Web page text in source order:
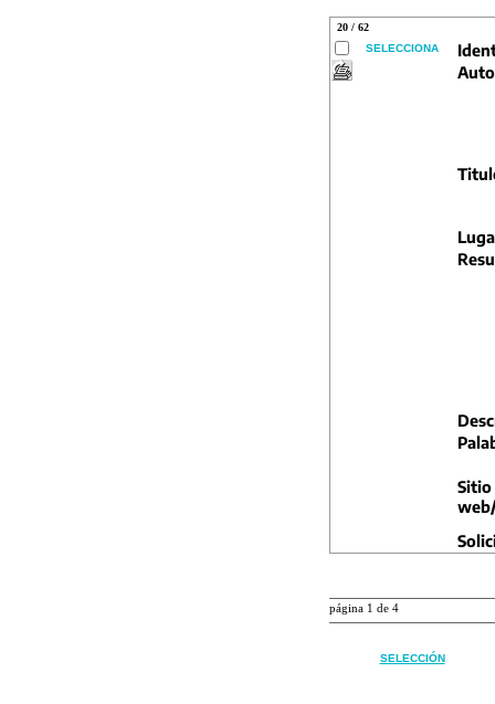
20 / 62
SELECCIONA
Sitio
página 1 de 4
SELECCIÓN